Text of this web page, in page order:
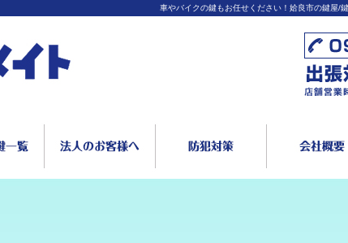
車やバイクの鍵もお任せください！姶良市の鍵屋/